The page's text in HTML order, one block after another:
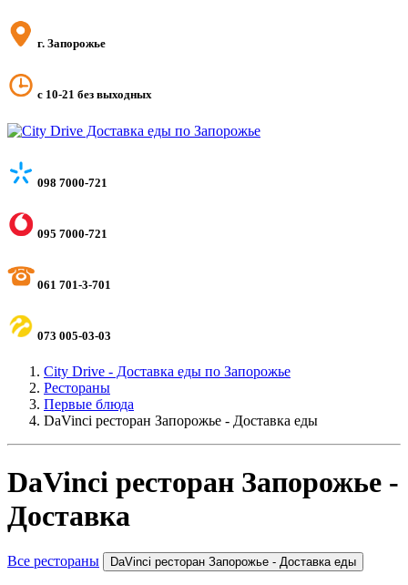
г. Запорожье
с 10-21 без выходных
098 7000-721
095 7000-721
061 701-3-701
073 005-03-03
City Drive - Доставка еды по Запорожье
Рестораны
Первые блюда
DaVinci ресторан Запорожье - Доставка еды
DaVinci ресторан Запорожье -
Доставка
Все рестораны DaVinci ресторан Запорожье - Доставка еды